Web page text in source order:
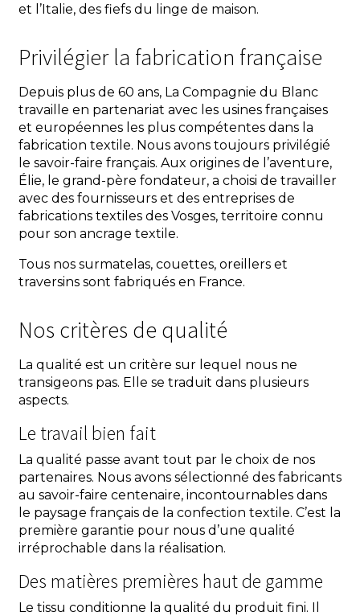
et l’Italie, des fiefs du linge de maison.
Privilégier la fabrication française
Depuis plus de 60 ans, La Compagnie du Blanc
travaille en partenariat avec les usines françaises
et européennes les plus compétentes dans la
fabrication textile. Nous avons toujours privilégié
le savoir-faire français. Aux origines de l’aventure,
Élie, le grand-père fondateur, a choisi de travailler
avec des fournisseurs et des entreprises de
fabrications textiles des Vosges, territoire connu
pour son ancrage textile.
Tous nos surmatelas, couettes, oreillers et
traversins sont fabriqués en France.
Nos critères de qualité
La qualité est un critère sur lequel nous ne
transigeons pas. Elle se traduit dans plusieurs
aspects.
Le travail bien fait
La qualité passe avant tout par le choix de nos
partenaires. Nous avons sélectionné des fabricants
au savoir-faire centenaire, incontournables dans
le paysage français de la confection textile. C’est la
première garantie pour nous d’une qualité
irréprochable dans la réalisation.
Des matières premières haut de gamme
Le tissu conditionne la qualité du produit fini. Il